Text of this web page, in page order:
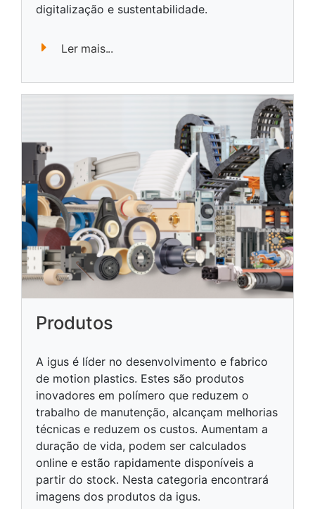
digitalização e sustentabilidade.
Ler mais...
Produtos
A igus é líder no desenvolvimento e fabrico
de motion plastics. Estes são produtos
inovadores em polímero que reduzem o
trabalho de manutenção, alcançam melhorias
técnicas e reduzem os custos. Aumentam a
duração de vida, podem ser calculados
online e estão rapidamente disponíveis a
partir do stock. Nesta categoria encontrará
imagens dos produtos da igus.